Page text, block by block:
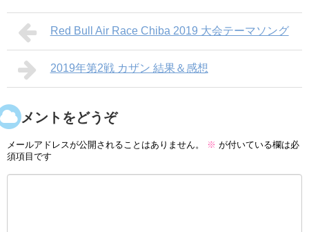
Red Bull Air Race Chiba 2019 大会テーマソング
2019年第2戦 カザン 結果＆感想
コメントをどうぞ
メールアドレスが公開されることはありません。 ※ が付いている欄は必
須項目です